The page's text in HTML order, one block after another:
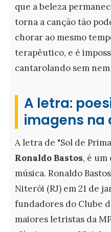
que a beleza
torna a canção tão
chorar ao mesmo
terapêutico, e é
cantarolando sem
A letra:
imagens na
A letra de "Sol de
Ronaldo Bastos, é um
música. Ronaldo
Niterói (RJ) em 21 de
fundadores do Clube
maiores letristas da